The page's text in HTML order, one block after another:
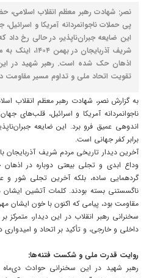
نصر: شهادت رهبر معظم انقلاب اسلامی،
پی حملات ناجوانمردانه آمریکا و
این ضایعه جبران‌ناپذیر، در حالی رخ داد
شریف آذربایجان
اذهان حک شده است. رهبر شهید در این
تقویت اتحاد ملی و تداوم مسیر مقاومت
به گزارش نصر، شهادت رهبر معظم انقلاب
ناجوانمردانه آمریکا و اسرائیل، قلب‌های
اندوهی عمیق فرو برد. این ضایعه
برابر کفر جهانی است.
وداع ابدی و تجلی بیعتی دوباره در
گردهمایی ساده، بلکه آخرین تجلی شور
ناگسستنی بسته بودند. کلمات آتشین
مقاومت بود، پیامی که اکنون با خون ایشان
سخنرانی رهبر انقلاب در این دیدار، متمرکز
داخلی و خارجی، و تأکید بر اتحاد و
روایت قدرت ملی و شکست فتنه‌ها:
رهبر شهید در این سخنرانی حوادث